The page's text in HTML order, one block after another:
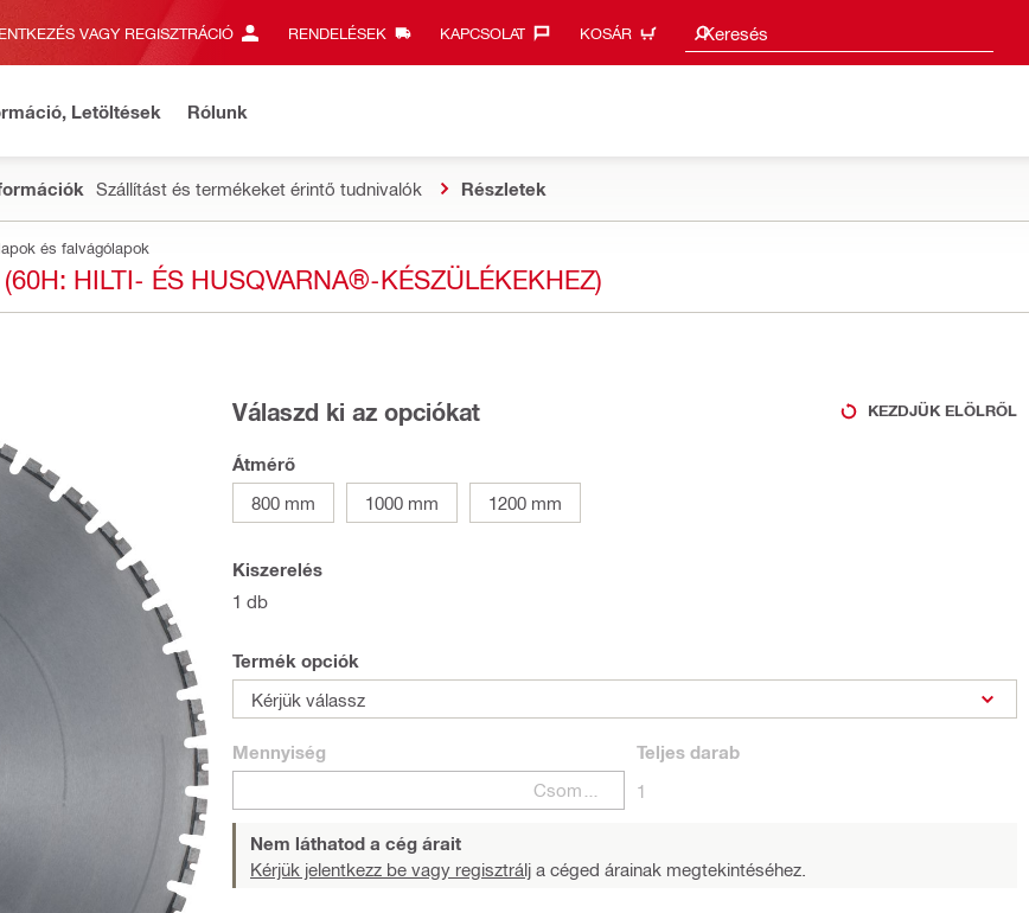
VAGY REGISZTRÁCIÓ RENDELÉSEK KAPCSOLAT‎ KOSÁR Keresés
Keresési javaslatok
Letöltések Rólunk
Szállítást és termékeket érintő tudnivalók Részletek
és falvágólapok
HILTI- ÉS HUSQVARNA®-KÉSZÜLÉKEKHEZ)
Válaszd ki az opciókat KEZDJÜK ELÖLRŐL
Átmérő
800 mm
1000 mm 1200 mm
Kiszerelés
1 db
Termék opciók
Kérjük válassz
Mennyiség
Teljes darab
1
Nem láthatod a cég árait
Kérjük jelentkezz be vagy regisztrálj a céged árainak megtekintéséhez.